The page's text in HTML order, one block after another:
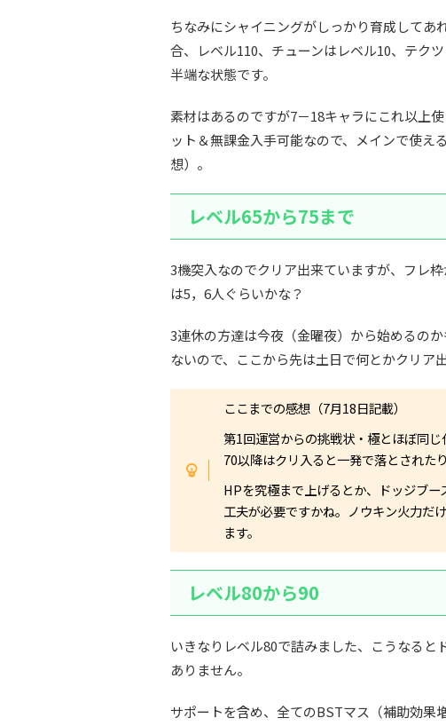
ちなみにシャイニングがしっかり育成して
合、レベル110、チューンはレベル10、テク
半端な状態です。
素材はあるのですが7－18キャラにこれ以上
ット＆無課金入手可能なので、メインで使
想）。
レベル65から75まで
3機突入なのでクリア出来ていますが、フレ
は5，6人ぐらいかな？
3連休の方達は今夜（金曜夜）から始めるの
ないので、ここから先は土日で何とかクリア
ここまでの感想（7月18日記載）
第1回運営からの挑戦状・極とほぼ同
70以降はクリ入ると一発で落とされたり
HPを究極まで上げるとか、ドッジブ
工夫が必要ですかね。ノウキン火力だ
ます。
レベル80から90
いきなりレベル80で詰みました、こうなる
ありません。
サポートを含め、全てのBSTマス（補助効果